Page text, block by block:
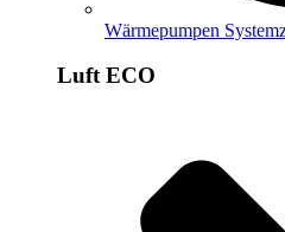
Wärmepumpen
Luft ECO